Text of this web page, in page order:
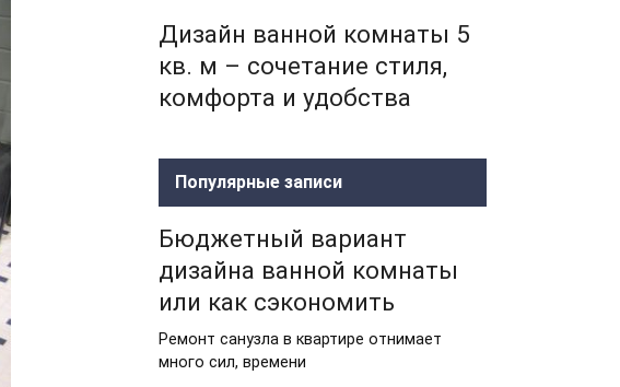
Дизайн ванной комнаты 5
кв. м – сочетание стиля,
комфорта и удобства
Популярные записи
Бюджетный вариант
дизайна ванной комнаты
или как сэкономить
Ремонт санузла в квартире отнимает
много сил, времени